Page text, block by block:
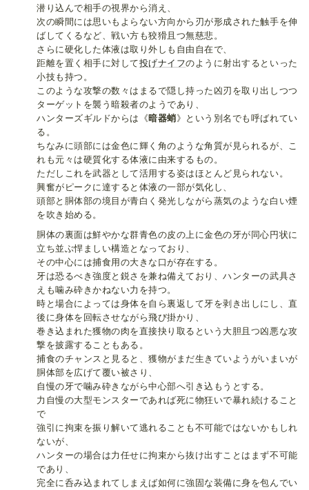
潜り込んで相手の視界から消え、
次の瞬間には思いもよらない方向から刃が形成された触手を伸
ばしてくるなど、戦い方も狡猾且つ無慈悲。
さらに硬化した体液は取り外しも自由自在で、
距離を置く相手に対して投げナイフのように射出するといった
小技も持つ。
このような攻撃の数々はまるで隠し持った凶刃を取り出しつつ
ターゲットを襲う暗殺者のようであり、
ハンターズギルドからは《 暗器蛸》という別名でも呼ばれてい
る。
ちなみに頭部には金色に輝く角のような角質が見られるが、こ
れも元々は硬質化する体液に由来するもの。
ただしこれを武器として活用する姿はほとんど見られない。
興奮がピークに達すると体液の一部が気化し、
頭部と胴体部の境目が青白く発光しながら蒸気のような白い煙
を吹き始める。
胴体の裏面は鮮やかな群青色の皮の上に金色の牙が同心円状に
立ち並ぶ悍ましい構造となっており、
その中心には捕食用の大きな口が存在する。
牙は恐るべき強度と鋭さを兼ね備えており、ハンターの武具さ
えも噛み砕きかねない力を持つ。
時と場合によっては身体を自ら裏返して牙を剥き出しにし、直
後に身体を回転させながら飛び掛かり、
巻き込まれた獲物の肉を直接抉り取るという大胆且つ凶悪な攻
撃を披露することもある。
捕食のチャンスと見ると、獲物がまだ生きていようがいまいが
胴体部を広げて覆い被さり、
自慢の牙で噛み砕きながら中心部へ引き込もうとする。
力自慢の大型モンスターであれば死に物狂いで暴れ続けること
で
強引に拘束を振り解いて逃れることも不可能ではないかもしれ
ないが、
ハンターの場合は力任せに拘束から抜け出すことはまず不可能
であり、
完全に呑み込まれてしまえば如何に強固な装備に身を包んでい